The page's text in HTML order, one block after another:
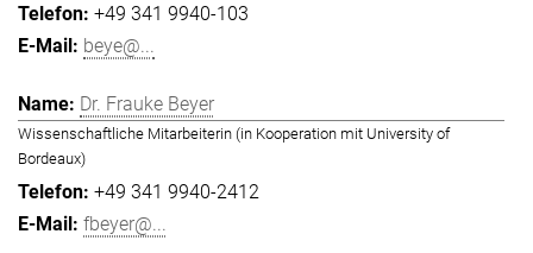
+49 341 9940-103
beye@...
Dr. Frauke Beyer
Wissenschaftliche Mitarbeiterin (in Kooperation mit University of
Bordeaux)
+49 341 9940-2412
fbeyer@...